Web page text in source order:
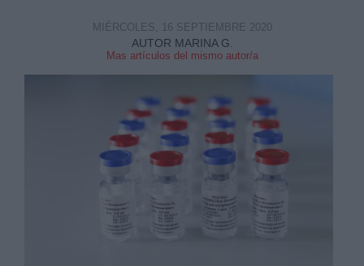
AUTOR MARINA G.
Mas artículos del mismo autor/a
MIÉRCOLES, 16 SEPTIEMBRE 2020
link